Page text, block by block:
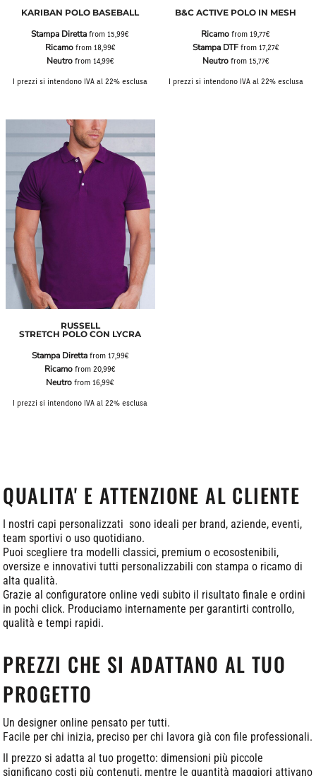
KARIBAN POLO BASEBALL
Stampa Diretta from15,99€
Ricamofrom 18,99€
Neutrofrom 14,99€
I prezzi si intendono IVA al 22% esclusa
B&C ACTIVE POLO IN MESH
Ricamo from19,77€
Stampa DTFfrom 17,27€
Neutrofrom 15,77€
I prezzi si intendono IVA al 22% esclusa
RUSSELL
STRETCH POLO CON LYCRA
Stampa Direttafrom 17,99€
Ricamo from20,99€
Neutro from16,99€
I prezzi si intendono IVA al 22% esclusa
QUALITA' E ATTENZIONE AL CLIENTE
I nostri capi personalizzati sono ideali per brand, aziende, eventi,
team sportivi o uso quotidiano.
Puoi scegliere tra modelli classici, premium o ecosostenibili,
oversize e innovativi tutti personalizzabili con stampa o ricamo di
alta qualità.
Grazie al configuratore online vedi subito il risultato finale e ordini
in pochi click. Produciamo internamente per garantirti controllo,
qualità e tempi rapidi.
PREZZI CHE SI ADATTANO AL TUO
PROGETTO
Un designer online pensato per tutti.
Facile per chi inizia, preciso per chi lavora già con file professionali.
Il prezzo si adatta al tuo progetto: dimensioni più piccole
significano costi più contenuti, mentre le quantità maggiori attivano